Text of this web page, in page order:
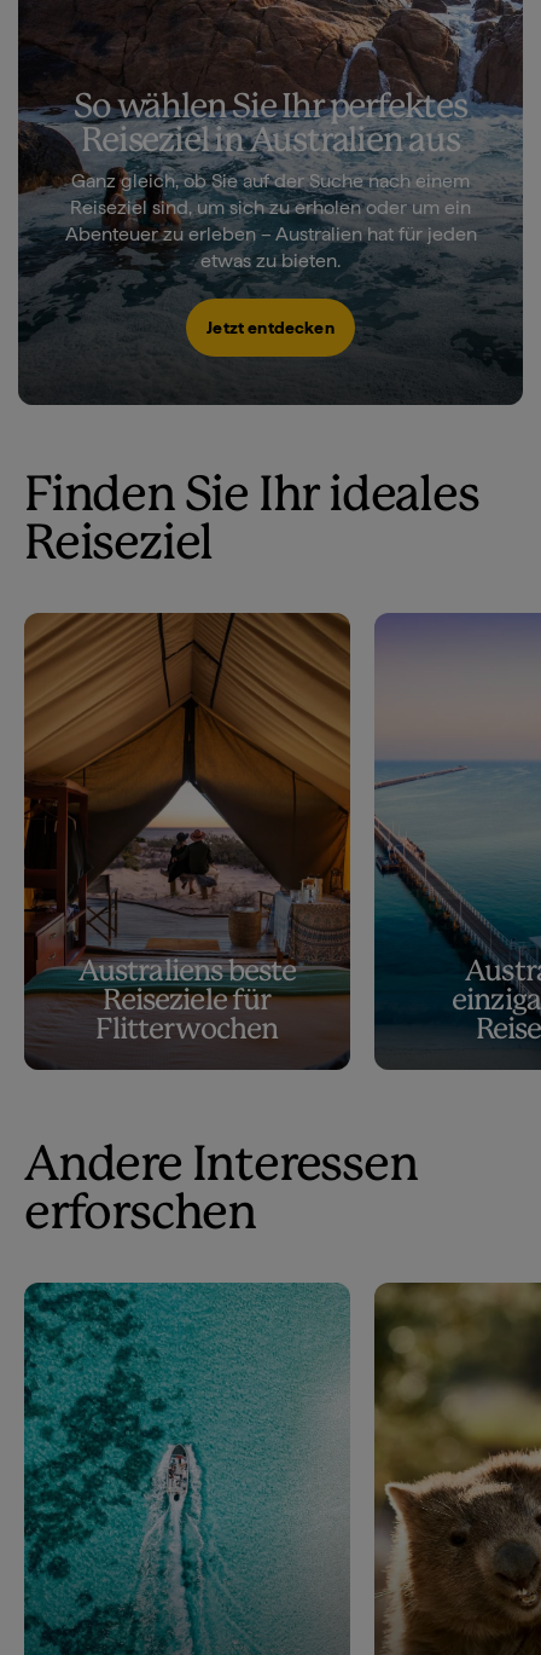
So wählen Sie Ihr perfektes
Reiseziel in Australien aus
Ganz gleich, ob Sie auf der Suche nach einem
Reiseziel sind, um sich zu erholen oder um ein
Abenteuer zu erleben – Australien hat für jeden
etwas zu bieten.
Jetzt entdecken
Finden Sie Ihr ideales
Reiseziel
Australiens beste
Reiseziele für
Flitterwochen
Andere Interessen
erforschen